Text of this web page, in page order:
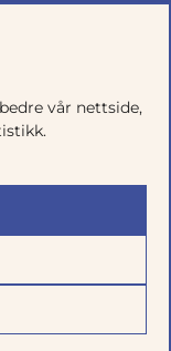
vår nettside,
innstillinger